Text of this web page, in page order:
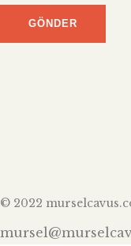
© 2022